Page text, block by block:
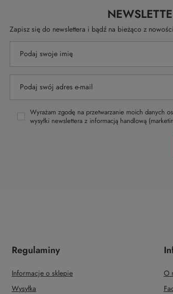
Zapisz się do newslettera i bądź na bieżąco z
Podaj swoje imię
Podaj swój adres e-mail
Wyrażam zgodę na przetwarzanie moich danych
wysyłki newslettera z informacją handlową
Regulaminy
Informacje o sklepie
Wysyłka
O